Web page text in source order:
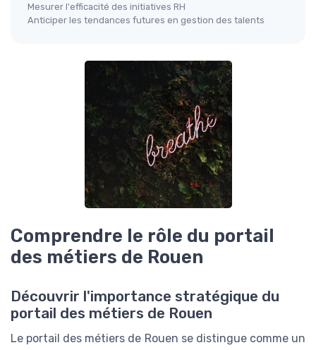
Mesurer l'efficacité des initiatives RH
Anticiper les tendances futures en gestion des talents
Comprendre le rôle du portail
des métiers de Rouen
Découvrir l'importance stratégique du
portail des métiers de Rouen
Le portail des métiers de Rouen se distingue comme un